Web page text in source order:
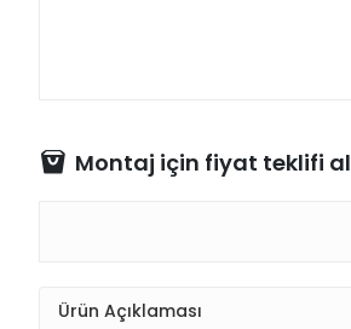
Montaj için fiyat teklifi al
Ürün Açıklaması